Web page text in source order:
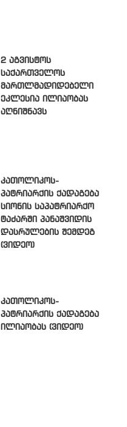
2 აგვისტოს
საქართველოს
მართლმადიდებელი
ეკლესია ილიაობას
აღნიშნავს
კათოლიკოს-
პატრიარქის ქადაგება
სიონის საპატრიარქო
ტაძარში პანაშვიდის
დასრულების შემდეგ
(ვიდეო)
კათოლიკოს-
პატრიარქის ქადაგება
ილიაობას (ვიდეო)